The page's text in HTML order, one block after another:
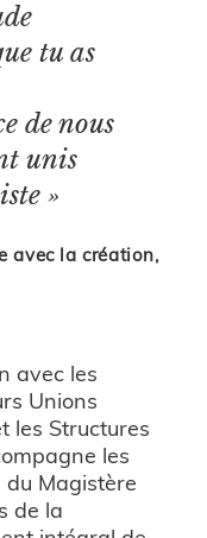
tu as
de nous
unis
»
avec la création,
avec les
Unions
les Structures
les
Magistère
de la